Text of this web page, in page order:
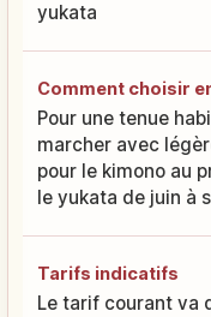
yukata
Comment choisir
Pour une tenue
marcher avec
pour le kimono au
le yukata de juin à
Tarifs indicatifs
Le tarif courant va